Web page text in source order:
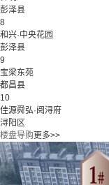
彭泽县
8
和兴·中央花园
彭泽县
9
宝梁东苑
都昌县
10
佳源舜弘·阅浔府
浔阳区
楼盘导购更多>>